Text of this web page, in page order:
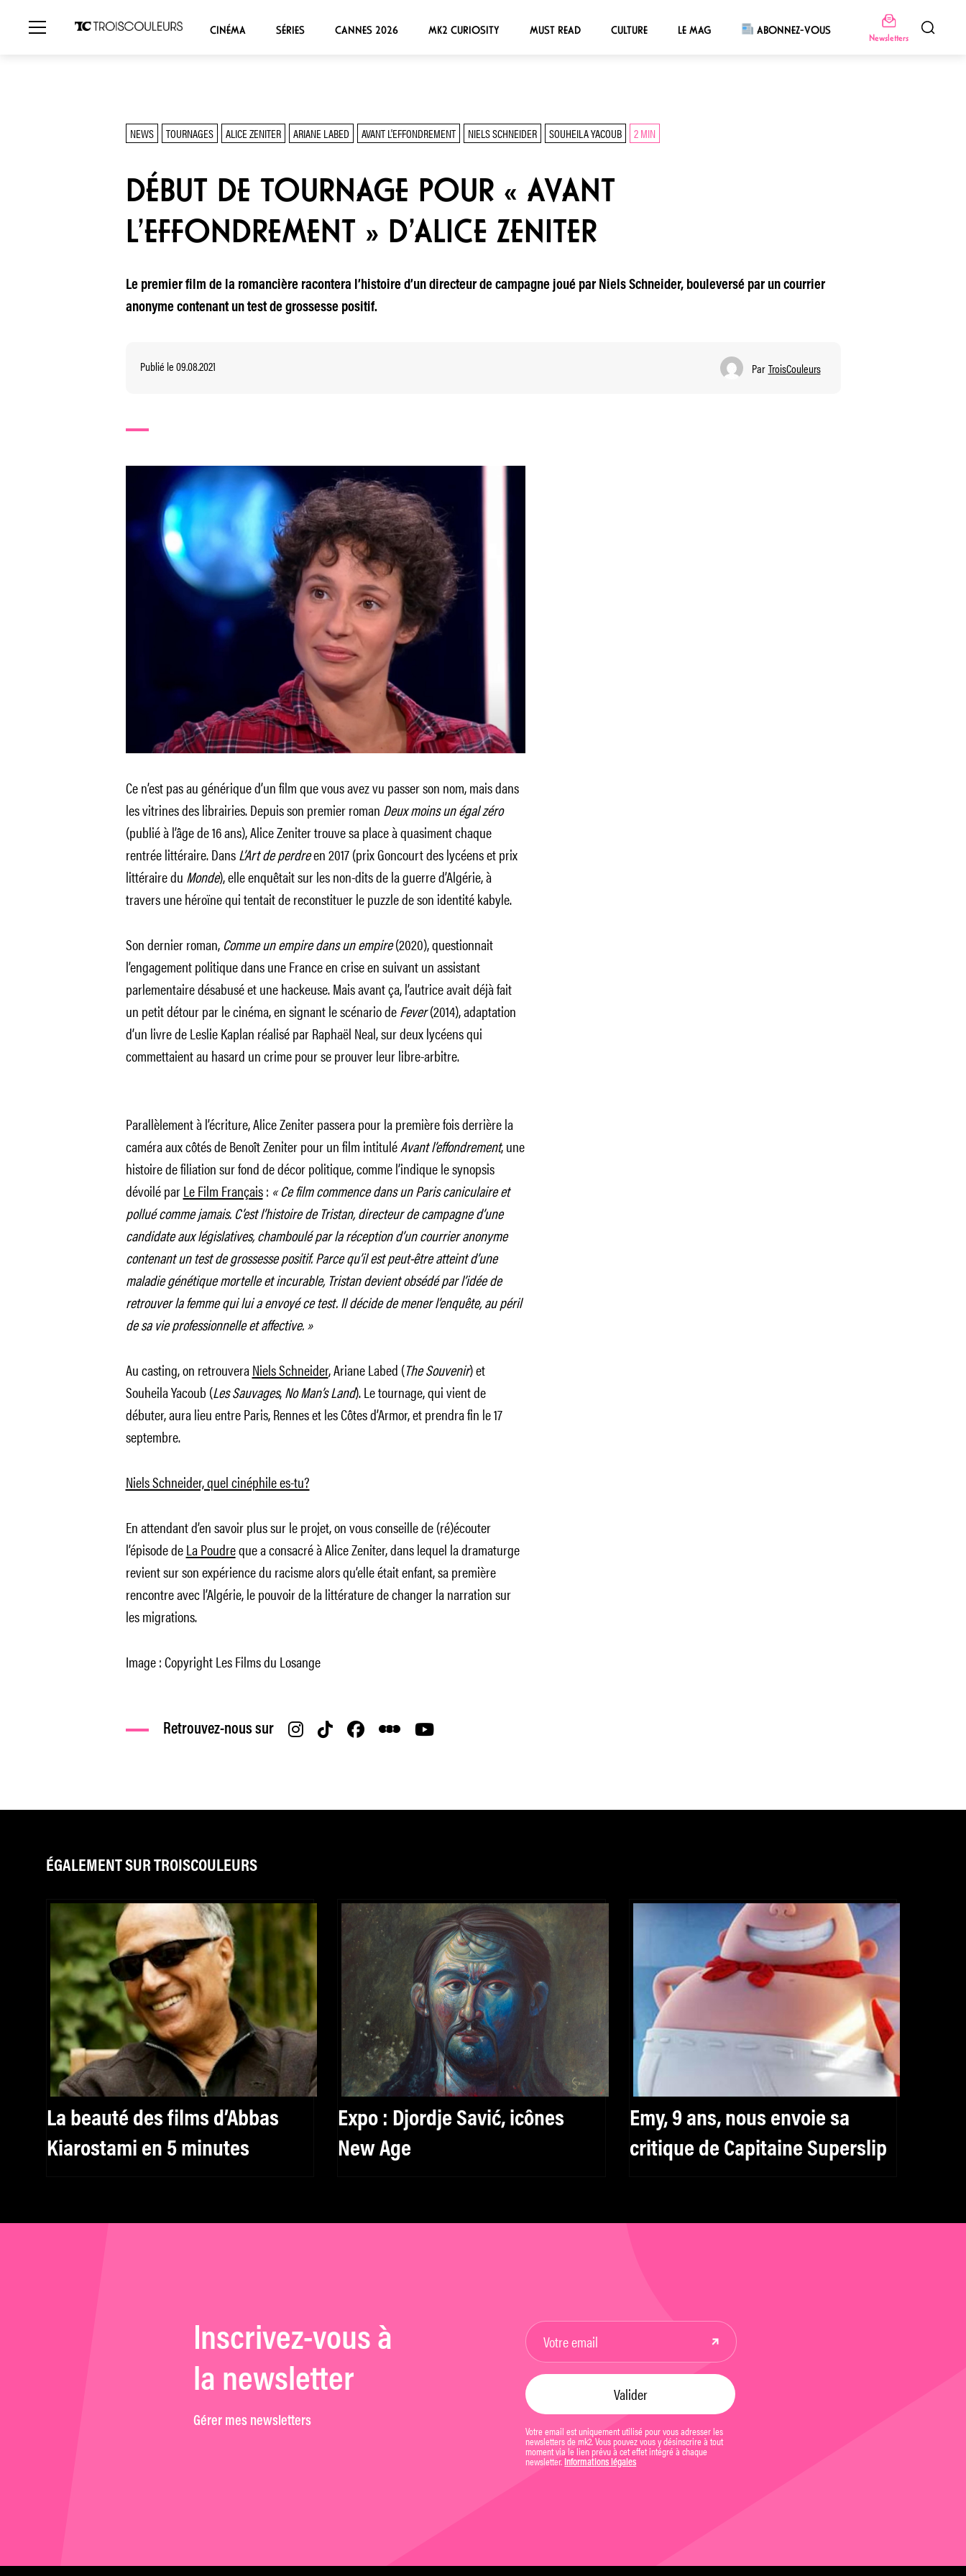
CINÉMA SÉRIES CANNES 2026 MK2 CURIOSITY MUST READ CULTURE LE MAG ABONNEZ-VOUS
Newsletters
NEWS TOURNAGES ALICE ZENITER ARIANE LABED AVANT L'EFFONDREMENT NIELS SCHNEIDER SOUHEILA YACOUB 2 MIN
DÉBUT DE TOURNAGE POUR « AVANT
L’EFFONDREMENT » D’ALICE ZENITER
Le premier film de la romancière racontera l’histoire d’un directeur de campagne joué par Niels Schneider, bouleversé par un courrier
anonyme contenant un test de grossesse positif.
Publié le 09.08.2021 Par TroisCouleurs
Ce n’est pas au générique d’un film que vous avez vu passer son nom, mais dans
les vitrines des librairies. Depuis son premier roman Deux moins un égal zéro
(publié à l’âge de 16 ans), Alice Zeniter trouve sa place à quasiment chaque
rentrée littéraire. DansL’Art de perdreen 2017 (prix Goncourt des lycéens et prix
littéraire du Monde), elle enquêtait sur les non-dits de la guerre d’Algérie, à
travers une héroïne qui tentait de reconstituer le puzzle de son identité kabyle.
Son dernier roman, Comme un empire dans un empire(2020), questionnait
l’engagement politique dans une France en crise en suivant un assistant
parlementaire désabusé et une hackeuse. Mais avant ça, l’autrice avait déjà fait
un petit détour par le cinéma, en signant le scénario deFever(2014), adaptation
d’un livre de Leslie Kaplan réalisé par Raphaël Neal, sur deux lycéens qui
commettaient au hasard un crime pour se prouver leur libre-arbitre.
Parallèlement à l’écriture, Alice Zeniter passera pour la première fois derrière la
caméra aux côtés de Benoît Zeniter pour un film intituléAvant l’effondrement, une
histoire de filiation sur fond de décor politique, comme l’indique le synopsis
dévoilé parLe Film Français: « Ce film commence dans un Paris caniculaire et
pollué comme jamais. C’est l’histoire de Tristan, directeur de campagne d’une
candidate aux législatives, chamboulé par la réception d’un courrier anonyme
contenant un test de grossesse positif. Parce qu’il est peut-être atteint d’une
maladie génétique mortelle et incurable, Tristan devient obsédé par l’idée de
retrouver la femme qui lui a envoyé ce test. Il décide de mener l’enquête, au péril
de sa vie professionnelle et affective. »
Au casting, on retrouveraNiels Schneider, Ariane Labed (The Souvenir) et
Souheila Yacoub (Les Sauvages,No Man’s Land). Le tournage, qui vient de
débuter, aura lieu entre Paris, Rennes et les Côtes d’Armor, et prendra fin le 17
septembre.
Niels Schneider, quel cinéphile es-tu?
En attendant d’en savoir plus sur le projet, on vous conseille de (ré)écouter
l’épisode deLa Poudreque a consacré à Alice Zeniter, dans lequel la dramaturge
revient sur son expérience du racisme alors qu’elle était enfant, sa première
rencontre avec l’Algérie, le pouvoir de la littérature de changer la narration sur
les migrations.
Image : Copyright Les Films du Losange
Retrouvez-nous sur
ÉGALEMENT SUR TROISCOULEURS
La beauté des films d’Abbas
Kiarostami en 5 minutes
Expo : Djordje Savić, icônes
New Age
Emy, 9 ans, nous envoie sa
critique de Capitaine Superslip
Inscrivez-vous à
la newsletter
Gérer mes newsletters
Votre email est uniquement utilisé pour vous adresser les
newsletters de mk2. Vous pouvez vous y désinscrire à tout
moment via le lien prévu à cet effet intégré à chaque
newsletter. Informations légales